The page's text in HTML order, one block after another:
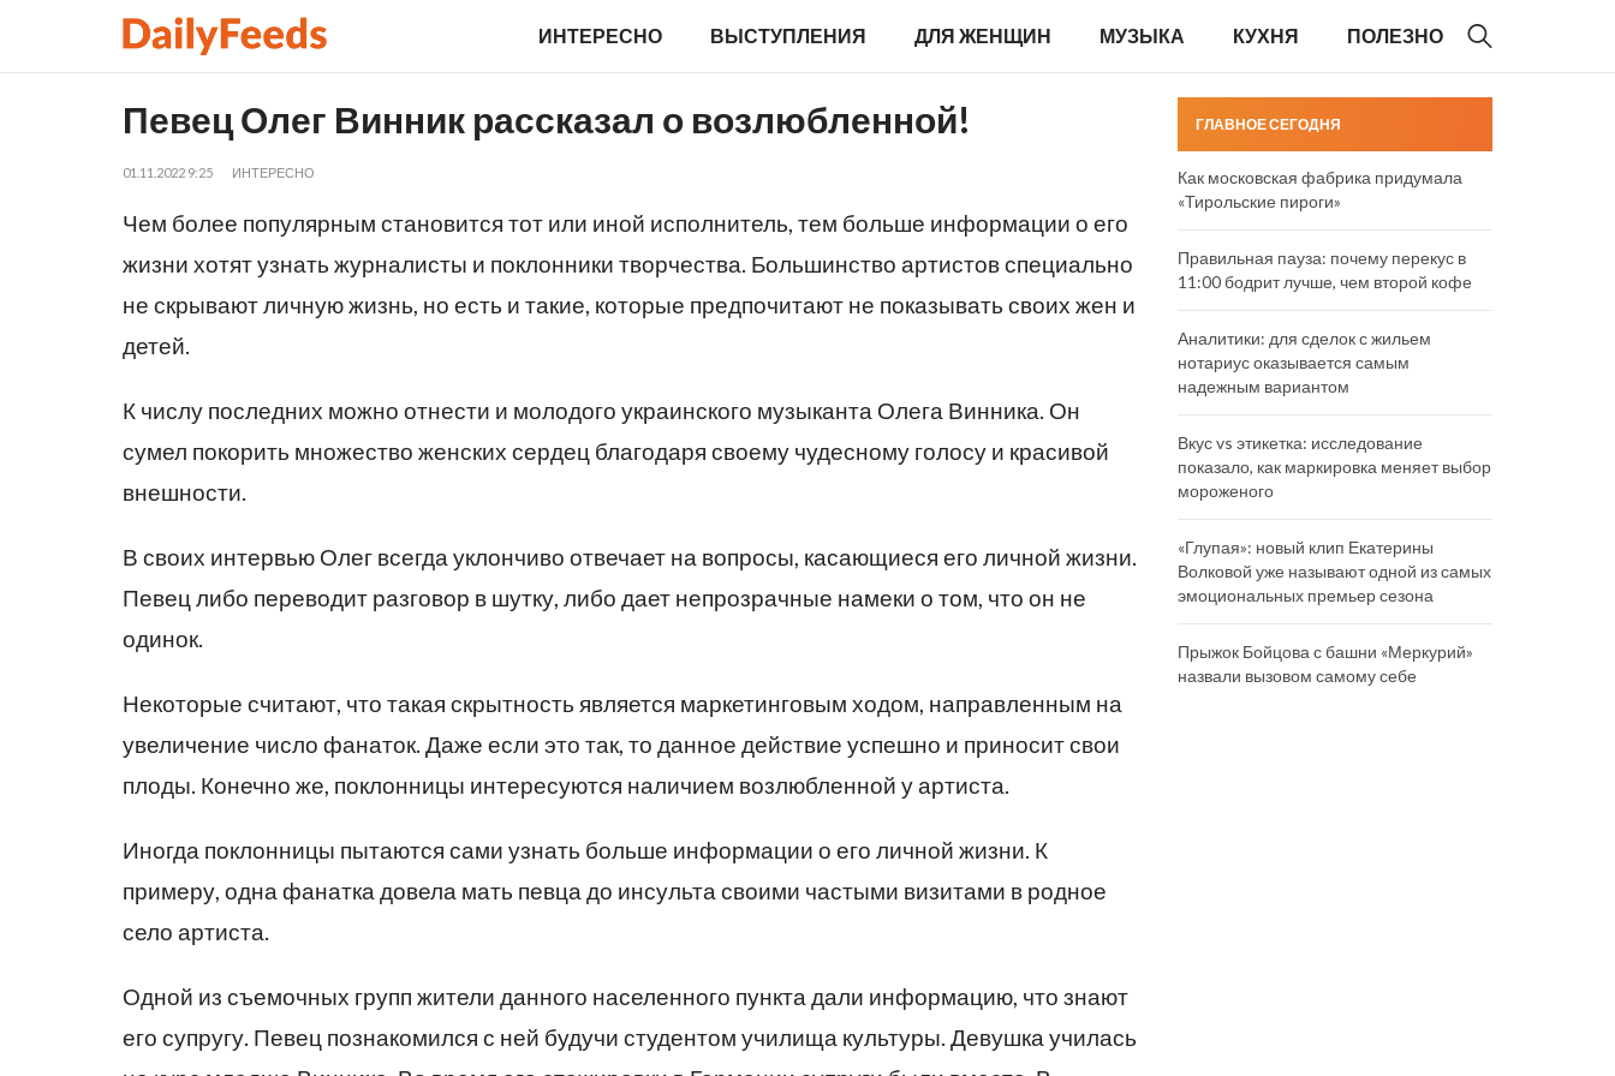
ИНТЕРЕСНО ВЫСТУПЛЕНИЯ ДЛЯ ЖЕНЩИН МУЗЫКА КУХНЯ ПОЛЕЗНО
Певец Олег Винник рассказал о возлюбленной!
01.11.2022 9:25 ИНТЕРЕСНО
Чем более популярным становится тот или иной исполнитель, тем больше информации о его
жизни хотят узнать журналисты и поклонники творчества. Большинство артистов специально
не скрывают личную жизнь, но есть и такие, которые предпочитают не показывать своих жен и
детей.
К числу последних можно отнести и молодого украинского музыканта Олега Винника. Он
сумел покорить множество женских сердец благодаря своему чудесному голосу и красивой
внешности.
В своих интервью Олег всегда уклончиво отвечает на вопросы, касающиеся его личной жизни.
Певец либо переводит разговор в шутку, либо дает непрозрачные намеки о том, что он не
одинок.
Некоторые считают, что такая скрытность является маркетинговым ходом, направленным на
увеличение число фанаток. Даже если это так, то данное действие успешно и приносит свои
плоды. Конечно же, поклонницы интересуются наличием возлюбленной у артиста.
Иногда поклонницы пытаются сами узнать больше информации о его личной жизни. К
примеру, одна фанатка довела мать певца до инсульта своими частыми визитами в родное
село артиста.
Одной из съемочных групп жители данного населенного пункта дали информацию, что знают
его супругу. Певец познакомился с ней будучи студентом училища культуры. Девушка училась
ГЛАВНОЕ СЕГОДНЯ
Как московская фабрика придумала
«Тирольские пироги»
Правильная пауза: почему перекус в
11:00 бодрит лучше, чем второй кофе
Аналитики: для сделок с жильем
нотариус оказывается самым
надежным вариантом
Вкус vs этикетка: исследование
показало, как маркировка меняет выбор
мороженого
«Глупая»: новый клип Екатерины
Волковой уже называют одной из самых
эмоциональных премьер сезона
Прыжок Бойцова с башни «Меркурий»
назвали вызовом самому себе